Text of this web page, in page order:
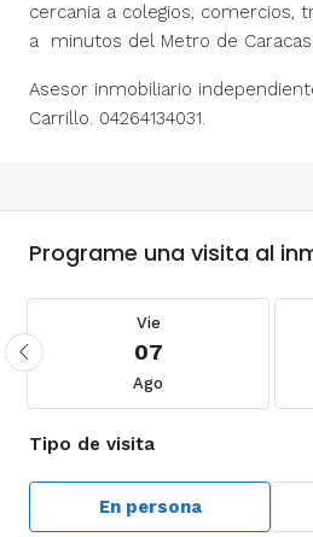
cercania a colegios, comercios,
a minutos del Metro de Caracas.
Asesor inmobiliario
Carrillo. 04264134031.
Programe una visita al
Vie
07
Ago
Tipo de visita
En persona